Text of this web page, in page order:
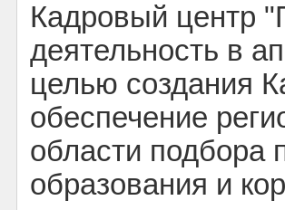
Кадровый центр
деятельность в
целью создания
обеспечение
области подбора
образования и